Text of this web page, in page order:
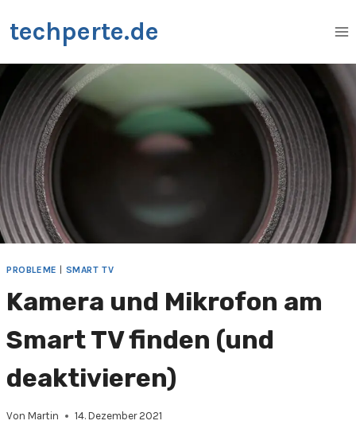
Inhalt
techperte.de
PROBLEME | SMART TV
Kamera und Mikrofon am
Smart TV finden (und
deaktivieren)
Von Martin 14. Dezember 2021